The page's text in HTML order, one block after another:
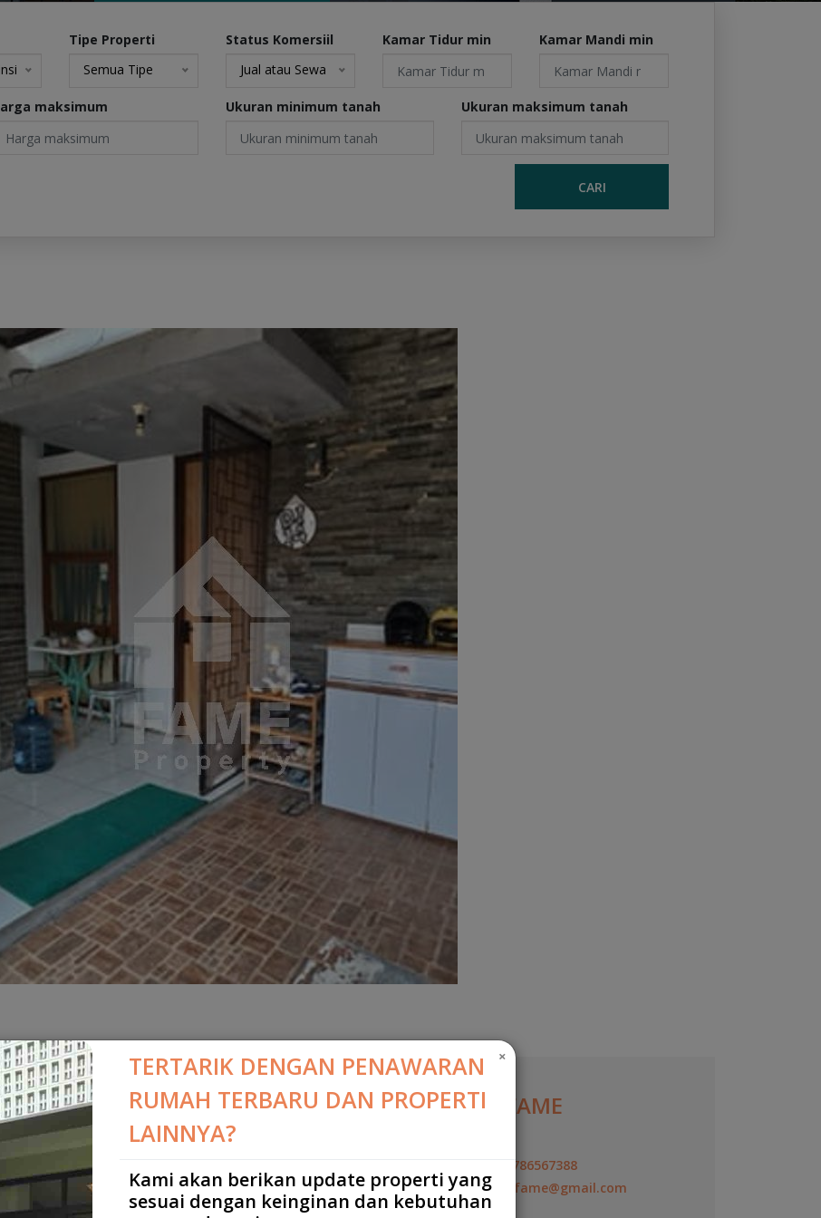
Tipe Properti
Semua Tipe
Status Komersiil
Jual atau Sewa
Kamar Tidur min Kamar Mandi min
maksimum Ukuran minimum tanah Ukuran maksimum tanah
CARI
Regency Ciganitri
YOVIE FAME
+6287786567388
yovie.fame@gmail.com
TERTARIK DENGAN PENAWARAN
RUMAH TERBARU DAN PROPERTI
LAINNYA?
×
Kami akan berikan update properti yang
sesuai dengan keinginan dan kebutuhan